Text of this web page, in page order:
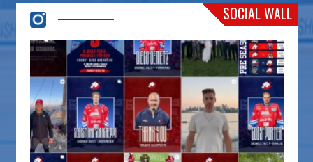
SOCIAL WALL